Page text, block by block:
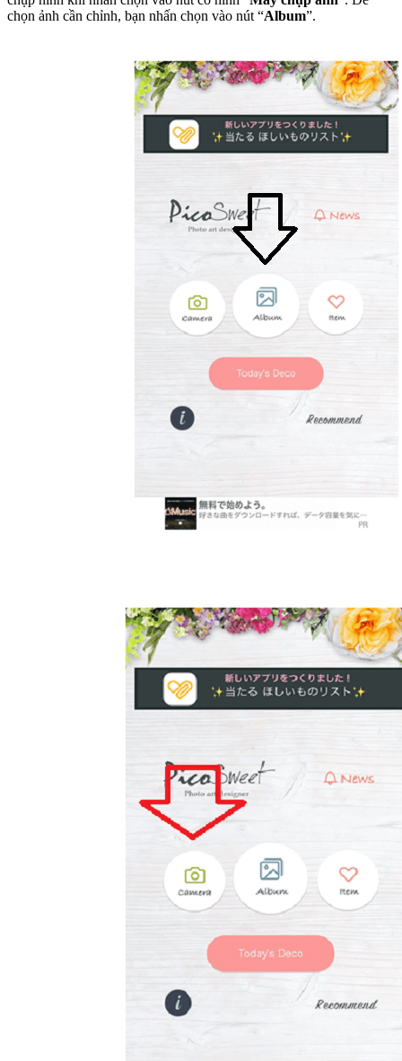
chọn ảnh cần chỉnh, bạn nhấn chọn vào nút “Album”.